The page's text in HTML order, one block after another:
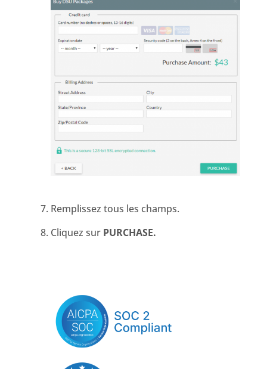
Remplissez tous les champs.
Cliquez sur PURCHASE.